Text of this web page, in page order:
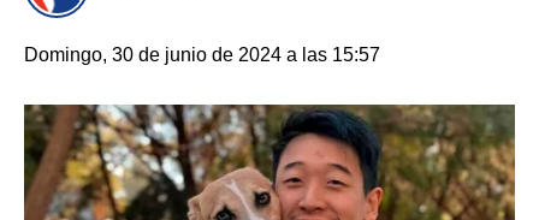
Domingo, 30 de junio de 2024 a las 15:57